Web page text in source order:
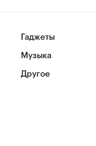
Гаджеты
Музыка
Другое